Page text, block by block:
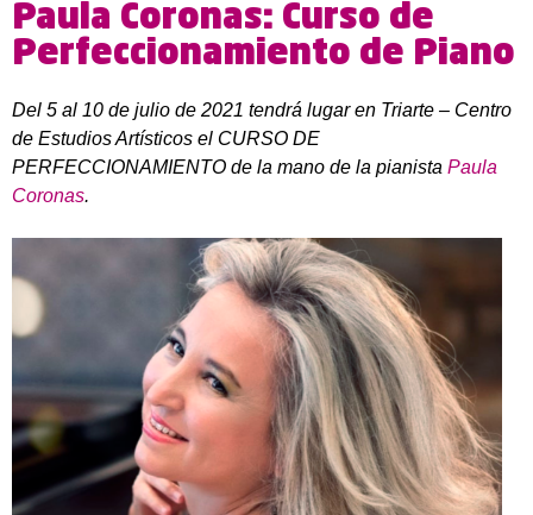
Paula Coronas: Curso de
Perfeccionamiento de Piano
Del 5 al 10 de julio de 2021 tendrá lugar en Triarte – Centro
de Estudios Artísticos el CURSO DE
PERFECCIONAMIENTO de la mano de la pianista Paula
Coronas.